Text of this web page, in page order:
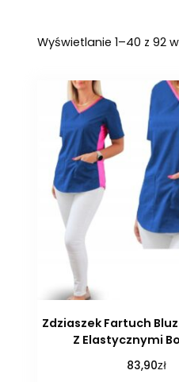
Wyświetlanie 1–40 z 92
Zdziaszek Fartuch
Z Elastycznymi
83,90zł